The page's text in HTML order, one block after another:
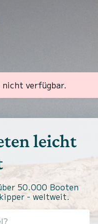
nicht verfügbar.
leicht
50.000 Booten
- weltweit.